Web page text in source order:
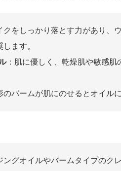
クをしっかり落とす力があり、
ます。
：肌に優しく、乾燥肌や敏感
のバームが肌にのせるとオイル
ングオイルやバームタイプの